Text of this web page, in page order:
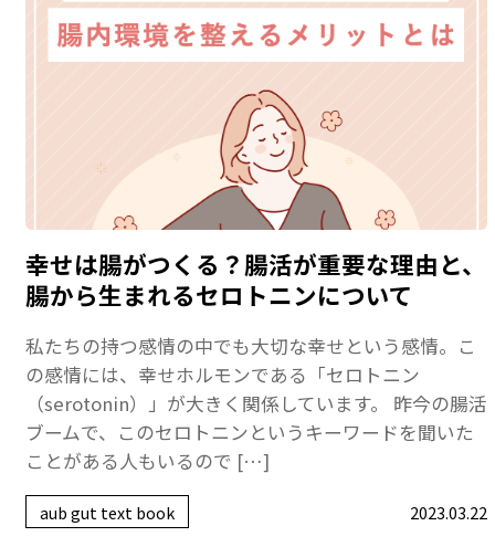
幸せは腸がつくる？腸活が重要な理由と、
腸から生まれるセロトニンについて
私たちの持つ感情の中でも大切な幸せという感情。こ
の感情には、幸せホルモンである「セロトニン
（serotonin）」が大きく関係しています。 昨今の腸活
ブームで、このセロトニンというキーワードを聞いた
ことがある人もいるので […]
aub gut text book 2023.03.22